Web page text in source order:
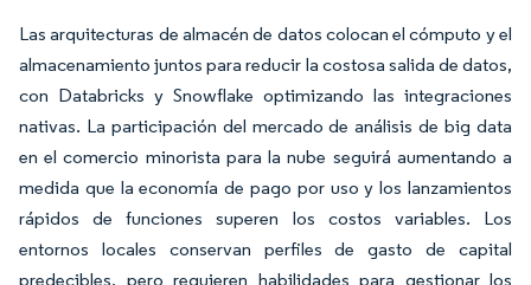
Las arquitecturas de almacén de datos colocan el cómputo y el
almacenamiento juntos para reducir la costosa salida de datos,
con Databricks y Snowflake optimizando las integraciones
nativas. La participación del mercado de análisis de big data
en el comercio minorista para la nube seguirá aumentando a
medida que la economía de pago por uso y los lanzamientos
rápidos de funciones superen los costos variables. Los
entornos locales conservan perfiles de gasto de capital
predecibles, pero requieren habilidades para gestionar los